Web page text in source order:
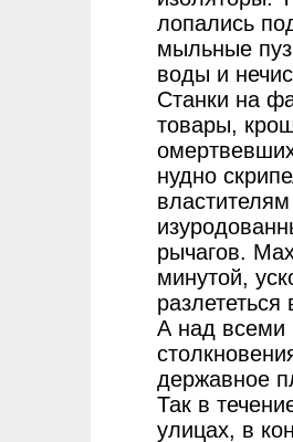
лопались
мыльные
воды и
Станки на
товары,
нудно
рычагов.
минутой,
разлететься
А над всеми
державное
Так в
улицах, в